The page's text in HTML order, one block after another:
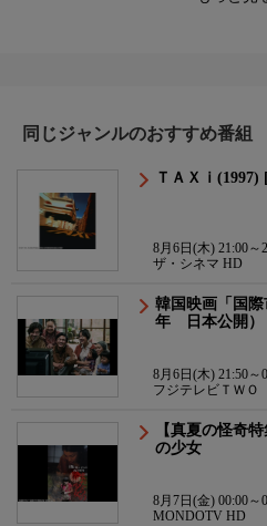
同じジャンルのおすすめ番組
ＴＡＸｉ(1997)
8月6日(木) 21:00～
ザ・シネマ HD
韓国映画「国
年 日本公開）
8月6日(木) 21:50～
フジテレビＴＷ
【真夏の怪奇
の少女
8月7日(金) 00:00～
MONDOTV HD